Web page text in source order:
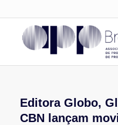
Editora Globo,
CBN lançam